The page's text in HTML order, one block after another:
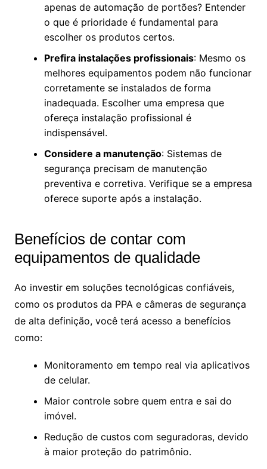
apenas de automação de portões? Entender
o que é prioridade é fundamental para
escolher os produtos certos.
Prefira instalações profissionais: Mesmo os
melhores equipamentos podem não funcionar
corretamente se instalados de forma
inadequada. Escolher uma empresa que
ofereça instalação profissional é
indispensável.
Considere a manutenção: Sistemas de
segurança precisam de manutenção
preventiva e corretiva. Verifique se a empresa
oferece suporte após a instalação.
Benefícios de contar com
equipamentos de qualidade
Ao investir em soluções tecnológicas confiáveis,
como os produtos da PPA e câmeras de segurança
de alta definição, você terá acesso a benefícios
como:
Monitoramento em tempo real via aplicativos
de celular.
Maior controle sobre quem entra e sai do
imóvel.
Redução de custos com seguradoras, devido
à maior proteção do patrimônio.